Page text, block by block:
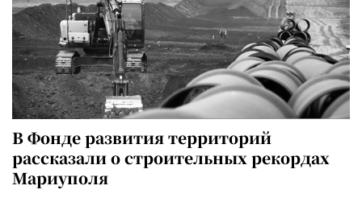
В Фонде развития территорий
рассказали о строительных рекордах
Мариуполя